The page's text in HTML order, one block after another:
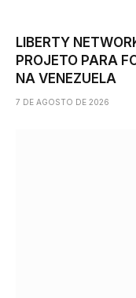
LIBERTY
PROJETO PARA
NA VENEZUELA
7 DE AGOSTO DE 2026